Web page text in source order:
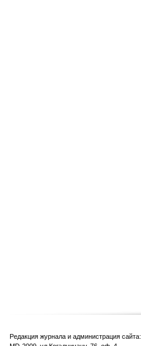
Редакция журнала и администрация сайта: